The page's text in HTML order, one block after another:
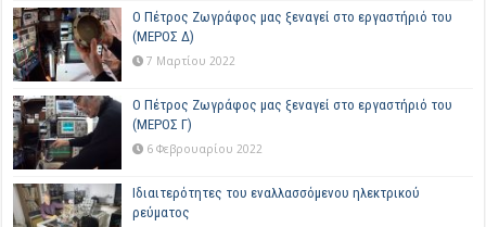
Ο Πέτρος Ζωγράφος μας ξεναγεί στο εργαστήριό του
(ΜΕΡΟΣ Δ)
7 Μαρτίου 2022
Ο Πέτρος Ζωγράφος μας ξεναγεί στο εργαστήριό του
(ΜΕΡΟΣ Γ)
6 Φεβρουαρίου 2022
Ιδιαιτερότητες του εναλλασσόμενου ηλεκτρικού
ρεύματος